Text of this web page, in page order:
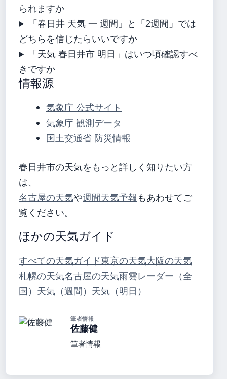
られますか
「春日井 天気 一 週間」と「2週間」では
どちらを信じたらいいですか
「天気 春日井市 明日」はいつ頃確認すべ
きですか
情報源
気象庁 公式サイト
気象庁 観測データ
国土交通省 防災情報
春日井市の天気をもっと詳しく知りたい方
は、
名古屋の天気や週間天気予報 もあわせてご
覧ください。
ほかの天気ガイド
すべての天気ガイド東京の天気大阪の天気
札幌の天気名古屋の天気雨雲レーダー（全
国） 天気（週間） 天気（明日）
筆者情報
佐藤健
筆者情報